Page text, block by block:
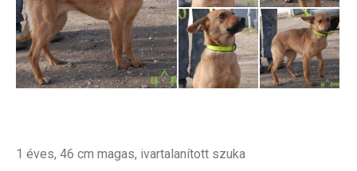
1 éves, 46 cm magas, ivartalanított szuka